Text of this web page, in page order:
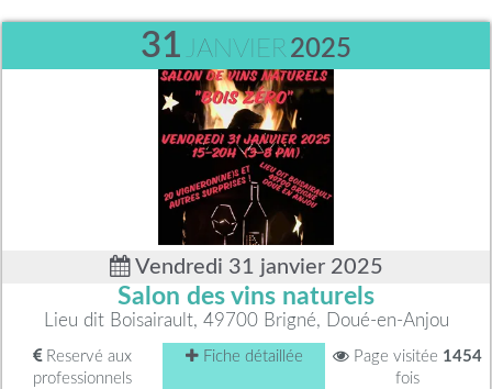
31 JANVIER2025
Vendredi 31 janvier 2025
Salon des vins naturels
Lieu dit Boisairault, 49700 Brigné, Doué-en-Anjou
Reservé aux
professionnels
Fiche détaillée Page visitée 1454
fois